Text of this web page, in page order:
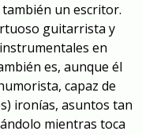
un escritor.
guitarrista y
en
es, aunque él
capaz de
ironías, asuntos tan
mientras toca